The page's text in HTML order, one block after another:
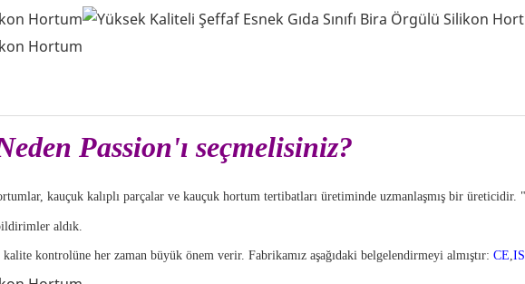
Passion'ı seçmelisiniz?
kauçuk kalıplı parçalar ve kauçuk hortum tertibatları üretiminde uzmanlaşmış bir üreticidir.
aldık.
kalite kontrolüne her zaman büyük önem verir. Fabrikamız aşağıdaki belgelendirmeyi almıştır: CE